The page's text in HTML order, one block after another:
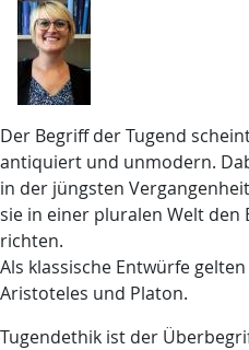
Der Begriff der Tugend
antiquiert und unmodern.
in der jüngsten
sie in einer pluralen Welt den
richten.
Als klassische Entwürfe
Aristoteles und Platon.
Tugendethik ist der